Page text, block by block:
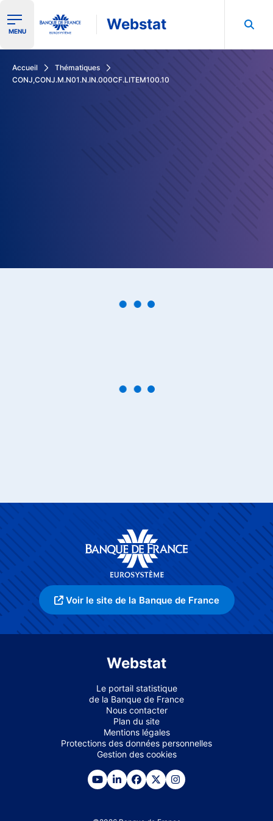
Ouvrir le menu de navigation
MENU Webstat
Accueil
Thématiques
CONJ,CONJ.M.N01.N.IN.000CF.LITEM100.10
Voir le site de la Banque de France
Webstat
Le portail statistique
de la Banque de France
Nous contacter
Plan du site
Mentions légales
Protections des données personnelles
Gestion des cookies